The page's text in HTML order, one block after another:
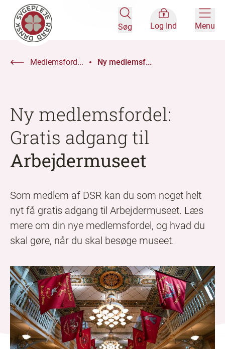
Søg Log Ind Menu
Medlemsford... Ny medlemsf...
Ny medlemsfordel:
Gratis adgang til
Arbejdermuseet
Som medlem af DSR kan du som noget helt
nyt få gratis adgang til Arbejdermuseet. Læs
mere om din nye medlemsfordel, og hvad du
skal gøre, når du skal besøge museet.